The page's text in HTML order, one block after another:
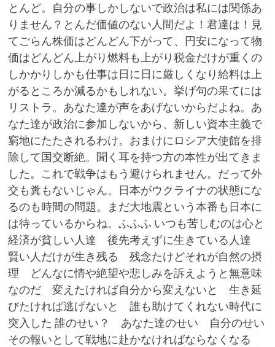
とんど。自分の事しかしないで政治は私には関係あ
りません？とんだ価値のない人間だよ！君達は！見
てごらん株価はどんどん下がって、円安になって物
価はどんどん上がり燃料も上がり税金だけが重くの
しかかりしかも仕事は日に日に厳しくなり給料は上
がるところか減るかもしれない。挙げ句の果てには
リストラ。あなた達が声をあげないからだよね。あ
なた達が政治に参加しないから、新しい資本主義で
窮地にたたされるわけ。おまけにロシア大使館を排
除して国交断絶。聞く耳を持つ方の本性が出てきま
した。これで戦争はもう避けられません。だって外
交も糞もないじゃん。日本がウクライナの状態にな
るのも時間の問題。まだ大地震という本番も日本に
は待っているからね。ふふふ いつも苦しむのは心と
経済が貧しい人達 後先考えずに生きている人達
賢い人だけが生き残る 残念たけどそれが自然の摂
理 どんなに情や絶望や悲しみを訴えようと無意味
なのだ 変えたければ自分から変えないと 生き延
びたければ逃げないと 誰も助けてくれない時代に
突入した 誰のせい？ あなた達のせい 自分のせい
その報いとして戦地に赴かなければならなくなる